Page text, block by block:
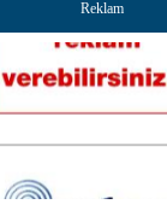
Reklam